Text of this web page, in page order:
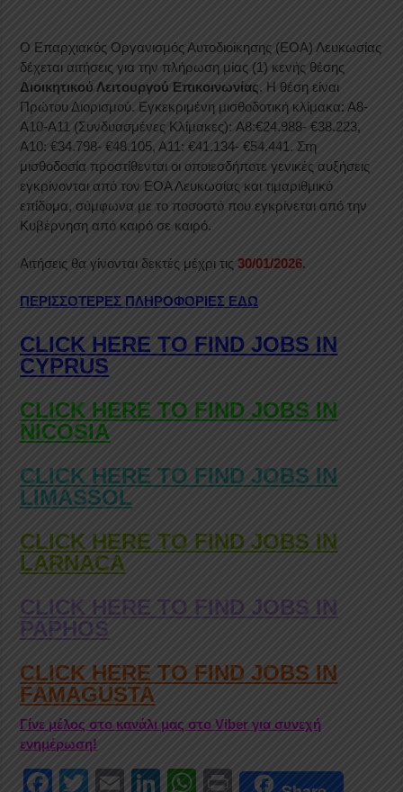
Ο Επαρχιακός Οργανισμός Αυτοδιοίκησης (ΕΟΑ) Λευκωσίας
δέχεται αιτήσεις για την πλήρωση μίας (1) κενής θέσης
Διοικητικού Λειτουργού Επικοινωνίας. Η θέση είναι
Πρώτου Διορισμού. Εγκεκριμένη μισθοδοτική κλίμακα: Α8-
Α10-Α11 (Συνδυασμένες Κλίμακες): A8:€24.988- €38.223,
Α10: €34.798- €48.105, Α11: €41.134- €54.441. Στη
μισθοδοσία προστίθενται οι οποιεσδήποτε γενικές αυξήσεις
εγκρίνονται από τον ΕΟΑ Λευκωσίας και τιμαριθμικό
επίδομα, σύμφωνα με το ποσοστό που εγκρίνεται από την
Κυβέρνηση από καιρό σε καιρό.
Αιτήσεις θα γίνονται δεκτές μέχρι τις30/01/2026.
ΠΕΡΙΣΣΟΤΕΡΕΣ ΠΛΗΡΟΦΟΡΙΕΣ ΕΔΩ
CLICK HERE TO FIND JOBS IN
CYPRUS
CLICK HERE TO FIND JOBS IN
NICOSIA
CLICK HERE TO FIND JOBS IN
LIMASSOL
CLICK HERE TO FIND JOBS IN
LARNACA
CLICK HERE TO FIND JOBS IN
PAPHOS
CLICK HERE TO FIND JOBS IN
FAMAGUSTA
Γίνε μέλος στο κανάλι μας στο Viber για συνεχή
ενημέρωση!
F
T
E
Li
W Pr